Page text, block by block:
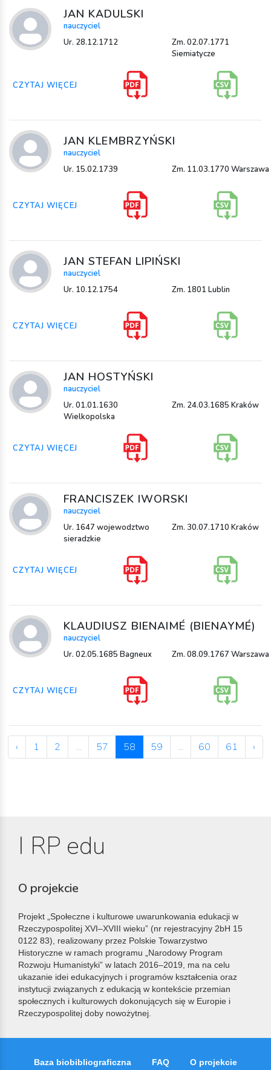
JAN KADULSKI
nauczyciel
Ur. 28.12.1712
Zm. 02.07.1771
Siemiatycze
CZYTAJ WIĘCEJ
JAN KLEMBRZYŃSKI
nauczyciel
Ur. 15.02.1739
Zm. 11.03.1770 Warszawa
CZYTAJ WIĘCEJ
JAN STEFAN LIPIŃSKI
nauczyciel
Ur. 10.12.1754
Zm. 1801 Lublin
CZYTAJ WIĘCEJ
JAN HOSTYŃSKI
nauczyciel
Ur. 01.01.1630
Wielkopolska
Zm. 24.03.1685 Kraków
CZYTAJ WIĘCEJ
FRANCISZEK IWORSKI
nauczyciel
Ur. 1647 wojewodztwo
sieradzkie
Zm. 30.07.1710 Kraków
CZYTAJ WIĘCEJ
KLAUDIUSZ BIENAIMÉ (BIENAYMÉ)
nauczyciel
Ur. 02.05.1685 Bagneux
Zm. 08.09.1767 Warszawa
CZYTAJ WIĘCEJ
‹ 1 2 ... 57 58 59 ... 60 61 ›
I RP edu
O projekcie
Projekt „Społeczne i kulturowe uwarunkowania edukacji w
Rzeczypospolitej XVI–XVIII wieku” (nr rejestracyjny 2bH 15
0122 83), realizowany przez Polskie Towarzystwo
Historyczne w ramach programu „Narodowy Program
Rozwoju Humanistyki” w latach 2016–2019, ma na celu
ukazanie idei edukacyjnych i programów kształcenia oraz
instytucji związanych z edukacją w kontekście przemian
społecznych i kulturowych dokonujących się w Europie i
Rzeczypospolitej doby nowożytnej.
Baza biobibliograficzna FAQ O projekcie